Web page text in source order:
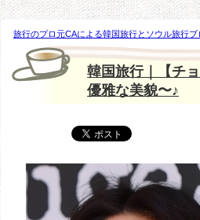
旅行のプロ元CAによる韓国旅行とソウル旅行
ン・ジヒョン】ピンクのスーツで登場…変わら
韓国旅行｜【チ
優雅な美貌〜♪